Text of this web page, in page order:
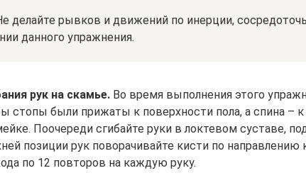
делайте рывков и движений по инерции,
данного упражнения.
рук на скамье. Во время выполнения этого
стопы были прижаты к поверхности пола, а спина – к
Поочереди сгибайте руки в локтевом суставе,
позиции рук поворачивайте кисти по направлению
по 12 повторов на каждую руку.